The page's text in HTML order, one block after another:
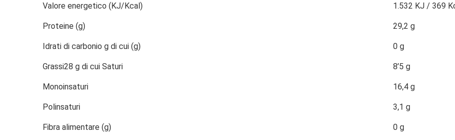
Valore energetico (KJ/Kcal)
1.532 KJ / 369
Proteine (g) 29,2 g
Idrati di carbonio g di cui (g) 0 g
Grassi28 g di cui Saturi 8’5 g
Monoinsaturi 16,4 g
Polinsaturi 3,1 g
Fibra alimentare (g) 0 g